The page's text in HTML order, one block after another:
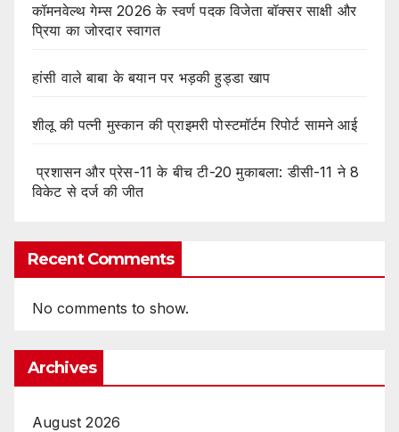
कॉमनवेल्थ गेम्स 2026 के स्वर्ण पदक विजेता बॉक्सर साक्षी और
प्रिया का जोरदार स्वागत
हांसी वाले बाबा के बयान पर भड़की हुड्डा खाप
शीलू की पत्नी मुस्कान की प्राइमरी पोस्टमॉर्टम रिपोर्ट सामने आई
प्रशासन और प्रेस-11 के बीच टी-20 मुकाबला: डीसी-11 ने 8
विकेट से दर्ज की जीत
Recent Comments
No comments to show.
Archives
August 2026